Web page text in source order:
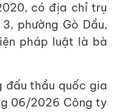
có địa chỉ trụ
phường Gò Dầu,
pháp luật là bà
đấu thầu quốc gia
06/2026 Công ty